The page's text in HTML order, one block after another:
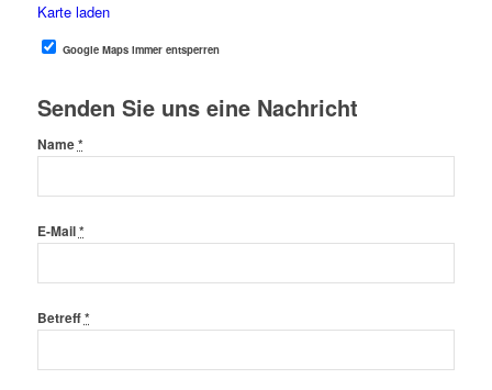
Karte laden
Google Maps immer entsperren
Senden Sie uns eine Nachricht
Name*
E-Mail*
Betreff*